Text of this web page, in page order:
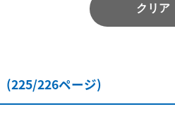
クリア
(225/226ページ)